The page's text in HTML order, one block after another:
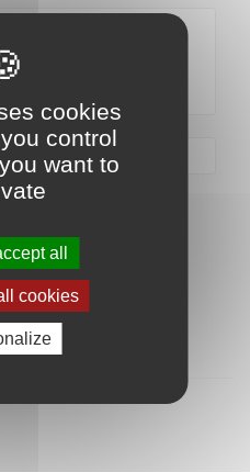
par
cookies
control
want to
all
cookies